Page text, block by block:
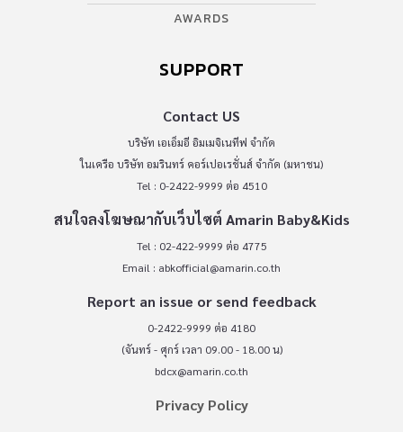
AWARDS
SUPPORT
Contact US
บริษัท เอเอ็มอี อิมเมจิเนทีฟ จำกัด
ในเครือ บริษัท อมรินทร์ คอร์เปอเรชั่นส์ จำกัด (มหาชน)
Tel : 0-2422-9999 ต่อ 4510
สนใจลงโฆษณากับเว็บไซต์ Amarin Baby&Kids
Tel : 02-422-9999 ต่อ 4775
Email : abkofficial@amarin.co.th
Report an issue or send feedback
0-2422-9999 ต่อ 4180
(จันทร์ - ศุกร์ เวลา 09.00 - 18.00 น)
bdcx@amarin.co.th
Privacy Policy